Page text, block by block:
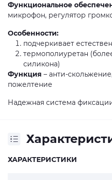
Функциональное
микрофон, регулятор
Особенности:
подчеркивает
термополиуретан
силикона)
Функция – анти-
пожелтение
Надежная система
ХАРАКТЕРИСТИКИ